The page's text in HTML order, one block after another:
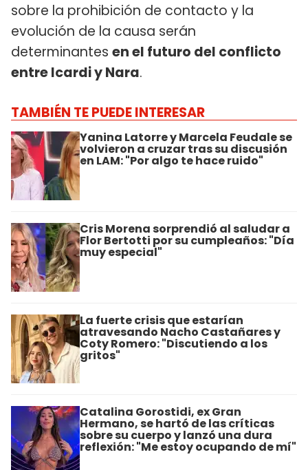
sobre la prohibición de contacto y la
evolución de la causa serán
determinantes en el futuro del conflicto
entre Icardi y Nara.
TAMBIÉN TE PUEDE INTERESAR
Yanina Latorre y Marcela Feudale se
volvieron a cruzar tras su discusión
en LAM: "Por algo te hace ruido"
Cris Morena sorprendió al saludar a
Flor Bertotti por su cumpleaños: "Día
muy especial"
La fuerte crisis que estarían
atravesando Nacho Castañares y
Coty Romero: "Discutiendo a los
gritos"
Catalina Gorostidi, ex Gran
Hermano, se hartó de las críticas
sobre su cuerpo y lanzó una dura
reflexión: "Me estoy ocupando de mí"